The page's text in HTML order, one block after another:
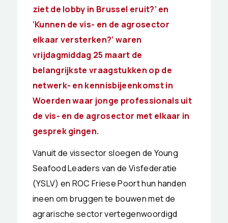
ziet de lobby in Brussel eruit?’ en
‘Kunnen de vis- en de agrosector
elkaar versterken?’ waren
vrijdagmiddag 25 maart de
belangrijkste vraagstukken op de
netwerk- en kennisbijeenkomst in
Woerden waar jonge professionals uit
de vis- en de agrosector met elkaar in
gesprek gingen.
Vanuit de vissector sloegen de Young
Seafood Leaders van de Visfederatie
(YSLV) en ROC Friese Poort hun handen
ineen om bruggen te bouwen met de
agrarische sector vertegenwoordigd